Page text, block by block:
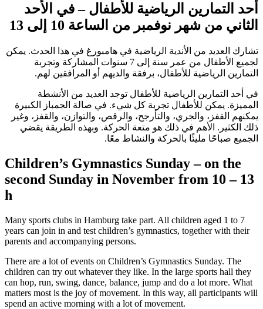
أحد التمارين الرياضية للأطفال – في الأحد
الثاني من شهر نوفمبر من الساعة 10 إلى 13‏
تشارك العديد من الأندية الرياضية في هامبورغ في هذا الحدث. يمكن
لجميع الأطفال من عمر سنة إلى 7 سنوات
المشاركة وتجربة
التمارين الرياضية للأطفال، برفقة والديهم أو المرافقين لهم.
في أحد التمارين الرياضية للأطفال توجد العديد من الأنشطة
المميزة. يمكن للأطفال تجربة كل شيء. في صالة الجمباز الكبيرة
يمكنهم القفز، والجري، والتأرجح، والرقص، والتوازن، والقفز، وغير
ذلك الكثير. الأهم في ذلك هو متعة الحركة. وبهذه الطريقة يقضي
الجميع صباحًا مليئًا بالحركة والنشاط معًا.
Children’s Gymnastics Sunday – on the
second Sunday in November from 10 – 13
h
Many sports clubs in Hamburg take part. All children aged 1 to 7
years can join in and test children’s gymnastics, together with their
parents and accompanying persons.
There are a lot of events on Children’s Gymnastics Sunday. The
children can try out whatever they like. In the large sports hall they
can hop, run, swing, dance, balance, jump and do a lot more. What
matters most is the joy of movement. In this way, all participants will
spend an active morning with a lot of movement.